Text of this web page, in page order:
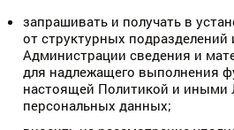
запрашивать и получать в
от структурных подразделений
Администрации сведения и
для надлежащего выполнения
настоящей Политикой и
персональных данных;